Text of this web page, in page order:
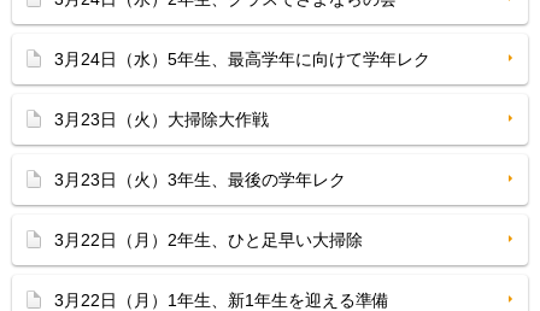
3月24日（水）5年生、最高学年に向けて学年レク
3月23日（火）大掃除大作戦
3月23日（火）3年生、最後の学年レク
3月22日（月）2年生、ひと足早い大掃除
3月22日（月）1年生、新1年生を迎える準備